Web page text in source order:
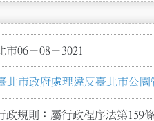
市06－08－3021
北市政府處理違反臺北市公
政規則：屬行政程序法第159